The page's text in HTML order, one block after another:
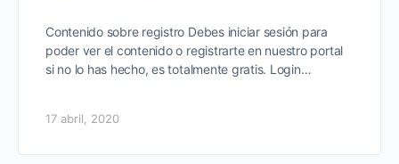
Contenido sobre registro Debes iniciar sesión para
poder ver el contenido o registrarte en nuestro portal
si no lo has hecho, es totalmente gratis. Login…
17 abril, 2020